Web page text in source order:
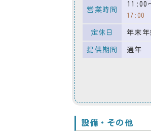
営業時間
11:00
17:00
定休日 年末年
提供期間 通年
設備・その他